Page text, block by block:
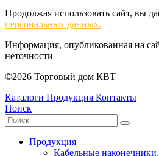
Продолжая использовать сайт, вы
персональных данных.
Информация, опубликованная на
неточности
©2026 Торговый дом КВТ
Каталоги Продукция Контакты
Поиск
Продукция
Кабельные